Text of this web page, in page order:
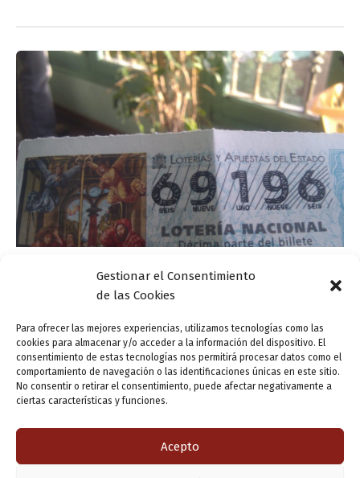
Gestionar el Consentimiento
de las Cookies
Para ofrecer las mejores experiencias, utilizamos tecnologías como las
cookies para almacenar y/o acceder a la información del dispositivo. El
consentimiento de estas tecnologías nos permitirá procesar datos como el
comportamiento de navegación o las identificaciones únicas en este sitio.
No consentir o retirar el consentimiento, puede afectar negativamente a
ciertas características y funciones.
Acepto
¿Cómo se separan los conjuntos de cifras en
los números? (II)
ensutinta/21 noviembre, 2014
Como ya recordamos con anterioridad en esta misma
sección, dice la Academia que los números de más de
tres cifras mediante “espacios”, empezando […]